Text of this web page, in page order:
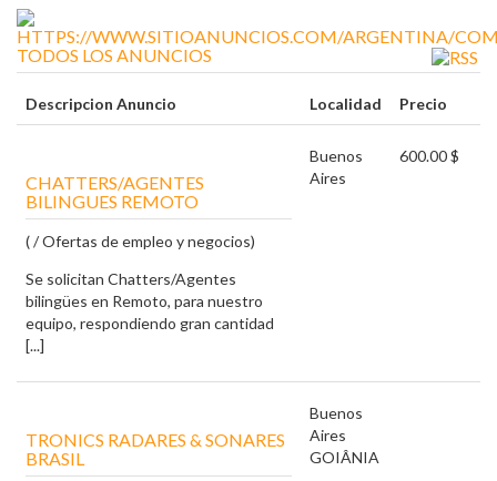
TODOS LOS ANUNCIOS
Descripcion Anuncio Localidad Precio
CHATTERS/AGENTES
BILINGUES REMOTO
( / Ofertas de empleo y negocios)
Se solicitan Chatters/Agentes
bilingües en Remoto, para nuestro
equipo, respondiendo gran cantidad
[...]
Buenos
Aires
600.00 $
TRONICS RADARES & SONARES
BRASIL
Buenos
Aires
GOIÂNIA